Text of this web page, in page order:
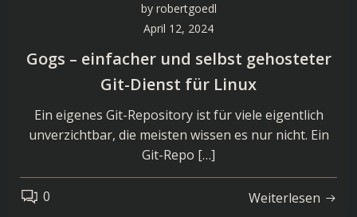
by robertgoedl
April 12, 2024
Gogs – einfacher und selbst gehosteter
Git-Dienst für Linux
Ein eigenes Git-Repository ist für viele eigentlich
unverzichtbar, die meisten wissen es nur nicht. Ein
Git-Repo […]
0 Weiterlesen